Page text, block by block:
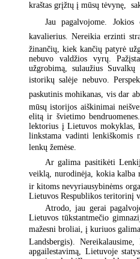
kraštas grįžtų į mūsų tėvynę, 
Jau pagalvojome.
kavalierius. Nereikia erzinti
žinančių, kiek kančių patyrė
nebuvo valdžios vyrų.
užgrobimą, sulaužius
istorikų salėje nebuvo.
paskutinis mohikanas, vis dar
mūsų istorijos aiškinimai
elitą ir švietimo
lektorius į Lietuvos mokyklas,
linkstama vadinti
lenkų žemėse.
Ar galima pasitikėti
veiklą, nurodinėja, kokia kalba
ir kitoms nevyriausybinėms
Lietuvos Respublikos teritorinį
Atrodo, jau gerai
Lietuvos tūkstantmečio
mažesni broliai, į kuriuos
Landsbergis).
apgailestavimą, Lietuvoje